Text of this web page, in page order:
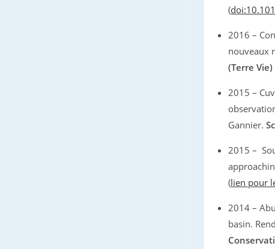
(
2016 –
nouveaux
(Terre Vie)
2015 –
Gannier.
2015 –
(lien pour
2014 –
basin.